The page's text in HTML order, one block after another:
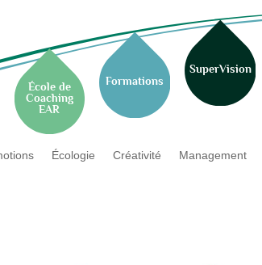
École de
Coaching
EAR
Formations
SuperVision
Écologie Créativité Management